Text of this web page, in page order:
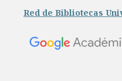
Red de Bibliotecas